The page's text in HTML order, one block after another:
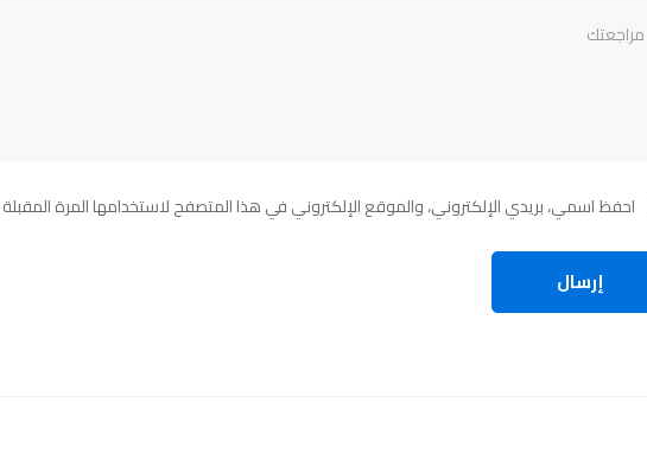
احفظ اسمي، بريدي الإلكتروني، والموقع الإلكتروني في هذا المتصفح لاستخدامها المرة